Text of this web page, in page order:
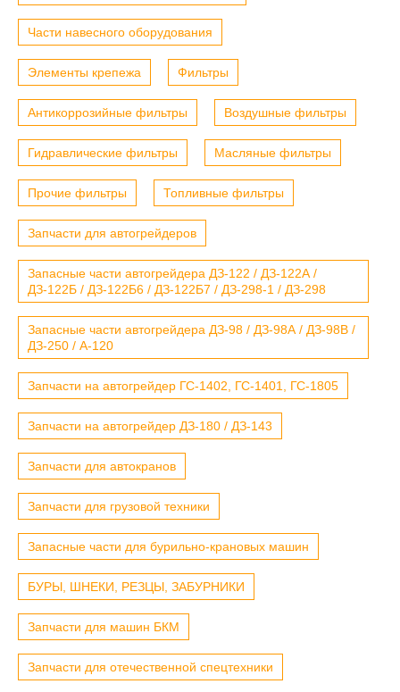
Части навесного оборудования
Элементы крепежа Фильтры
Антикоррозийные фильтры Воздушные фильтры
Гидравлические фильтры Масляные фильтры
Прочие фильтры Топливные фильтры
Запчасти для автогрейдеров
Запасные части автогрейдера ДЗ-122 / ДЗ-122А /
ДЗ-122Б / ДЗ-122Б6 / ДЗ-122Б7 / ДЗ-298-1 / ДЗ-298
Запасные части автогрейдера ДЗ-98 / ДЗ-98А / ДЗ-98В /
ДЗ-250 / А-120
Запчасти на автогрейдер ГС-1402, ГС-1401, ГС-1805
Запчасти на автогрейдер ДЗ-180 / ДЗ-143
Запчасти для автокранов
Запчасти для грузовой техники
Запасные части для бурильно-крановых машин
БУРЫ, ШНЕКИ, РЕЗЦЫ, ЗАБУРНИКИ
Запчасти для машин БКМ
Запчасти для отечественной спецтехники